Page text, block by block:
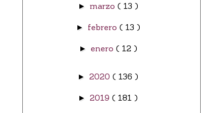
► marzo ( 13 )
► febrero ( 13 )
► enero ( 12 )
► 2020 ( 136 )
► 2019 ( 181 )